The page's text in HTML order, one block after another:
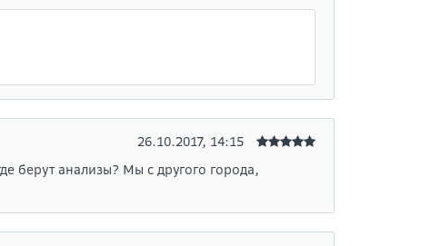
26.10.2017, 14:15
берут анализы? Мы с другого города,